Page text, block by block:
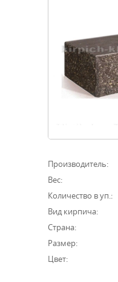
Производитель:
Вес:
Количество в уп.:
Вид кирпича:
Страна:
Размер:
Цвет: